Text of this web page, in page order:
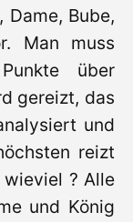
Dame, Bube,
Man muss
über
gereizt, das
und
reizt
? Alle
und König